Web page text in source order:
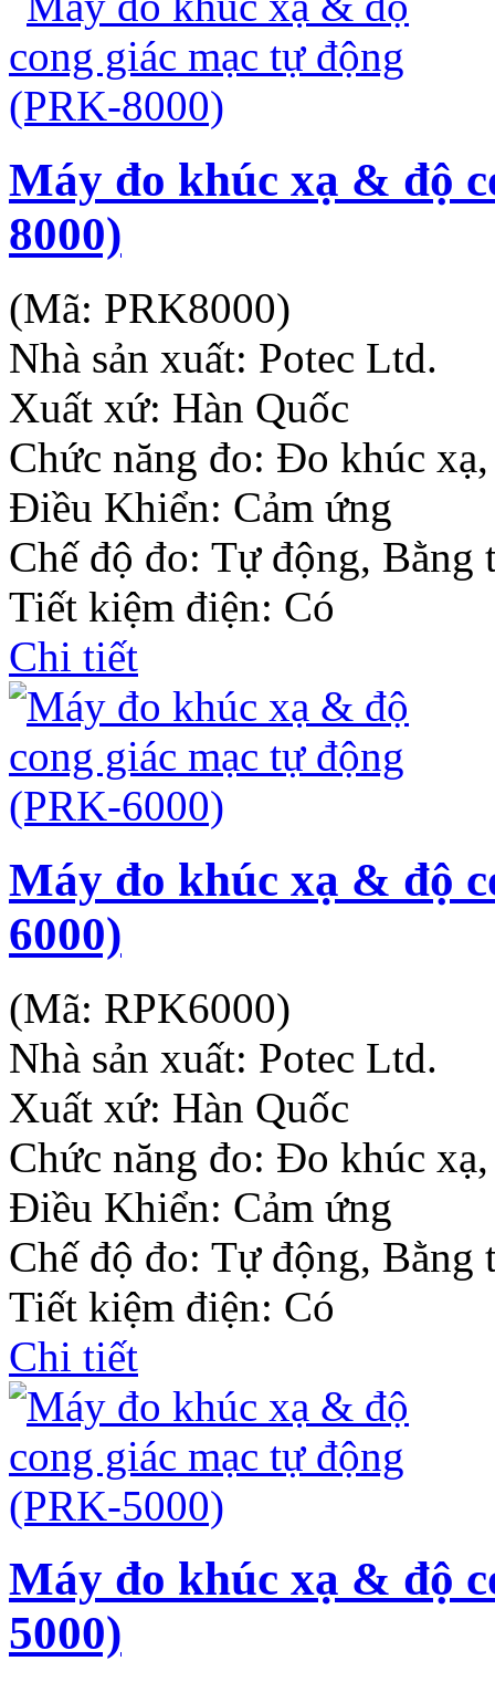
Máy đo khúc xạ & độ
8000)
(Mã: PRK8000)
Nhà sản xuất: Potec Ltd.
Xuất xứ: Hàn Quốc
Chức năng đo: Đo khúc
Điều Khiển: Cảm ứng
Chế độ đo: Tự động, Bằng
Tiết kiệm điện: Có
Chi tiết
Máy đo khúc xạ & độ
6000)
(Mã: RPK6000)
Nhà sản xuất: Potec Ltd.
Xuất xứ: Hàn Quốc
Chức năng đo: Đo khúc
Điều Khiển: Cảm ứng
Chế độ đo: Tự động, Bằng
Tiết kiệm điện: Có
Chi tiết
Máy đo khúc xạ & độ
5000)